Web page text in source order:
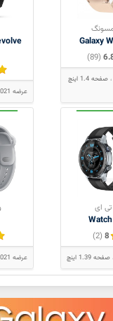
Galaxy
(89)
صفحه 1.4 اینچ
عرضه 2021
تی ای
8
(2)
صفحه 1.39 اینچ عرضه 2021